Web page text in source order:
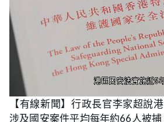
n
m
u
t
o
a
d
e
【有線新聞】行政長官李家超說
涉及國安案件平均每年約66人被